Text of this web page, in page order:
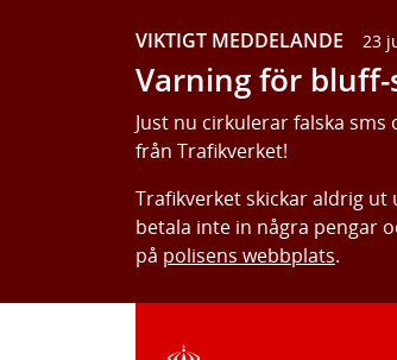
VIKTIGT MEDDELANDE 23
Varning för bluff-
Just nu cirkulerar falska
från Trafikverket!
Trafikverket skickar aldrig
betala inte in några pengar
på polisens webbplats.